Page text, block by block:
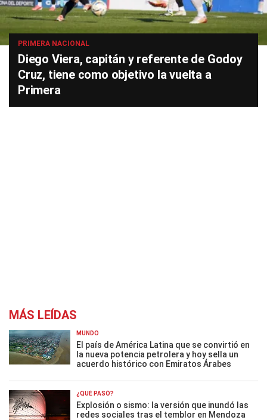
PRIMERA NACIONAL
Diego Viera, capitán y referente de Godoy
Cruz, tiene como objetivo la vuelta a
Primera
MÁS LEÍDAS
MUNDO
El país de América Latina que se convirtió en
la nueva potencia petrolera y hoy sella un
acuerdo histórico con Emiratos Árabes
¿QUÉ PASÓ?
Explosión o sismo: la versión que inundó las
redes sociales tras el temblor en Mendoza